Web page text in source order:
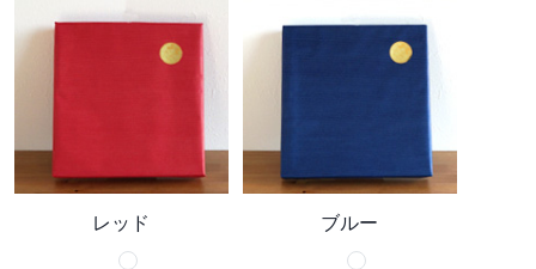
レッド ブルー